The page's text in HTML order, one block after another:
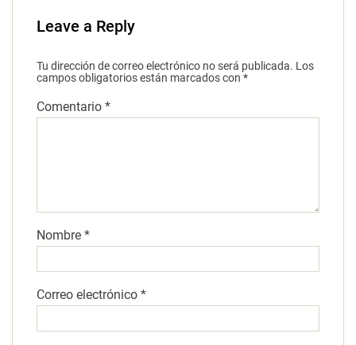
Leave a Reply
Tu dirección de correo electrónico no será publicada. Los
campos obligatorios están marcados con *
Comentario *
Nombre *
Correo electrónico *